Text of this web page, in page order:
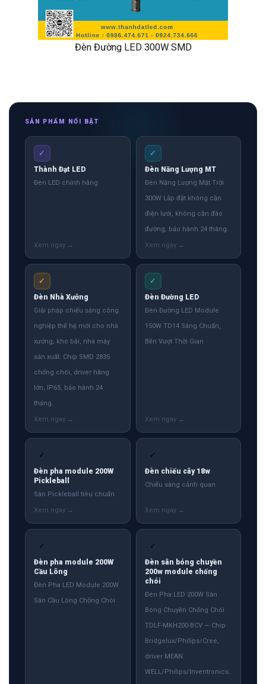
Đèn Đường LED 300W SMD
SẢN PHẨM NỔI BẬT
✓
Thành Đạt LED
Đèn LED chính hãng
✓
Đèn Năng Lượng MT
Đèn Năng Lượng Mặt Trời
300W Lắp đặt không cần
điện lưới, không cần đào
đường, bảo hành 24 tháng.
✓
Đèn Nhà Xưởng
Giải pháp chiếu sáng công
nghiệp thế hệ mới cho nhà
xưởng, kho bãi, nhà máy
sản xuất. Chip SMD 2835
chống chói, driver hãng
lớn, IP65, bảo hành 24
tháng.
✓
Đèn Đường LED
Đèn Đường LED Module
150W TD14 Sáng Chuẩn,
Bền Vượt Thời Gian
✓
Đèn pha module 200W
Pickleball
Sân Pickleball tiêu chuẩn
✓
Đèn chiếu cây 18w
Chiếu sáng cảnh quan
✓
Đèn pha module 200W
Cầu Lông
Đèn Pha LED Module 200W
Sân Cầu Lông Chống Chói
✓
Đèn sân bóng chuyền
200w module chống
chói
Đèn Pha LED 200W Sân
Bóng Chuyền Chống Chói
TDLF-MKH200-BCV — Chip
Bridgelux/Philips/Cree,
driver MEAN
WELL/Philips/Inventronics.